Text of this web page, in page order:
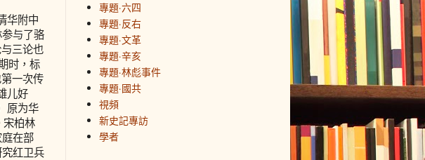
华附中
与了骆
三论也
时，标
一次传
儿好
原为华
宋柏林
在部
红卫兵
專題·六四
專題·反右
專題·文革
專題·辛亥
專題·林彪事件
專題·國共
視頻
新史記專訪
學者